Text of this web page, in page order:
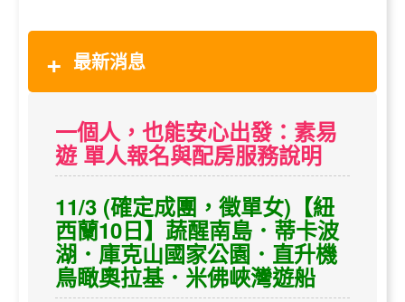
最新消息
一個人，也能安心出發：素易
遊 單人報名與配房服務說明
11/3 (確定成團，徵單女)【紐
西蘭10日】蔬醒南島．蒂卡波
湖．庫克山國家公園．直升機
鳥瞰奧拉基．米佛峽灣遊船